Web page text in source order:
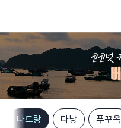
나트랑 다낭 푸꾸옥